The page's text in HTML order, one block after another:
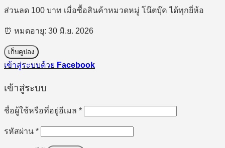
ส่วนลด 100 บาท เมื่อซื้อสินค้าหมวดหมู่ โน๊ตบุ๊ค ได้ทุกยี่ห้อ
⏰ หมดอายุ: 30 มิ.ย. 2026
เก็บคูปอง
เข้าสู่ระบบด้วย Facebook
เข้าสู่ระบบ
ชื่อผู้ใช้หรือที่อยู่อีเมล *ต้องการ
รหัสผ่าน *ต้องการ